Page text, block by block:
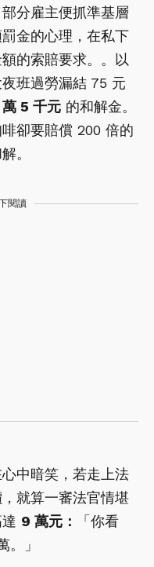
分雇主便抓準基層
金的心理，在私下
的索賠要求。。以
班過勞漏結 75 元
萬 5 千元 的和解金。
卻要賠償 200 倍的
。
閱讀
中暗笑，若走上法
就算一審法官情堪
9 萬元：
「你看
。」